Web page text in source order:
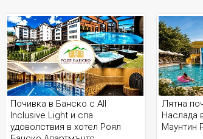
Почивка в Банско с All
Inclusive Light и спа
удоволствия в хотел Роял
Лятна
Наслада
Маунтин